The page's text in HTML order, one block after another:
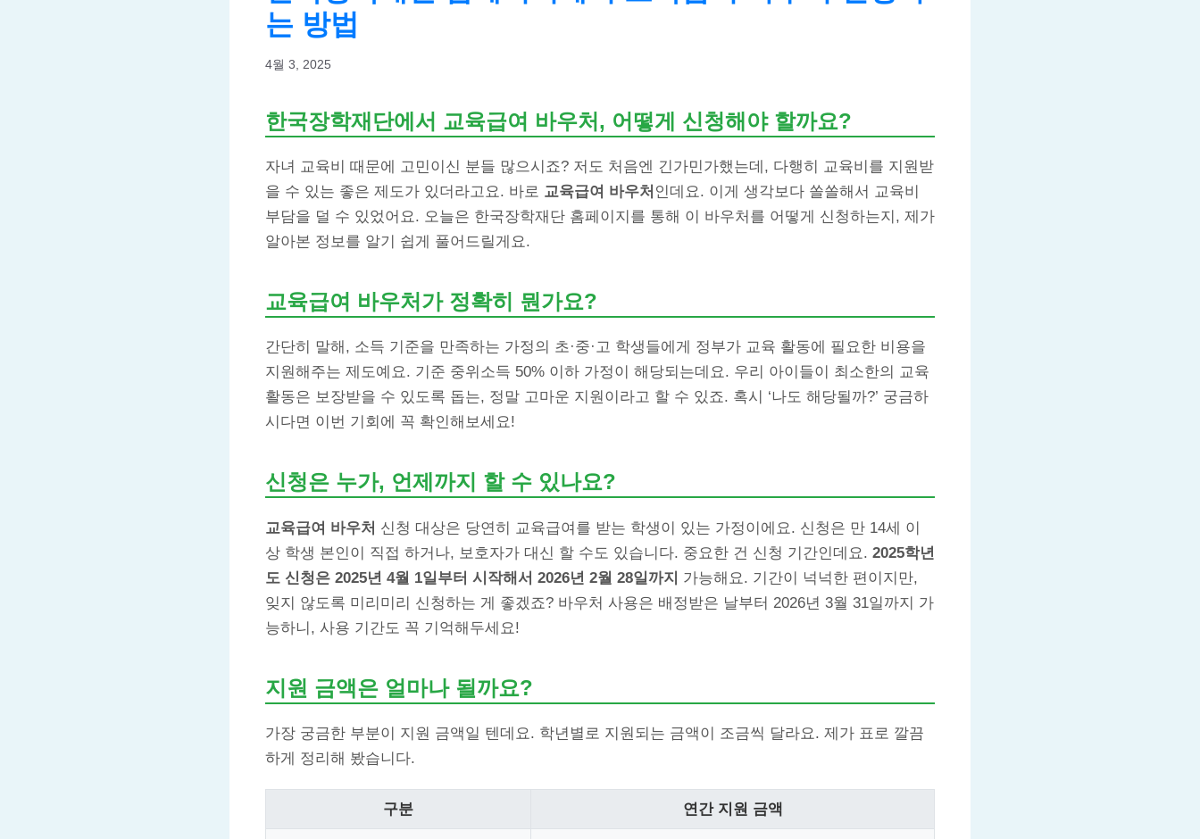
는 방법
4월 3, 2025
한국장학재단에서 교육급여 바우처, 어떻게 신청해야 할까요?
자녀 교육비 때문에 고민이신 분들 많으시죠? 저도 처음엔 긴가민가했는데, 다행히 교육비를 지원받
을 수 있는 좋은 제도가 있더라고요. 바로 교육급여 바우처 인데요. 이게 생각보다 쏠쏠해서 교육비
부담을 덜 수 있었어요. 오늘은 한국장학재단 홈페이지를 통해 이 바우처를 어떻게 신청하는지, 제가
알아본 정보를 알기 쉽게 풀어드릴게요.
교육급여 바우처가 정확히 뭔가요?
간단히 말해, 소득 기준을 만족하는 가정의 초·중·고 학생들에게 정부가 교육 활동에 필요한 비용을
지원해주는 제도예요. 기준 중위소득 50% 이하 가정이 해당되는데요. 우리 아이들이 최소한의 교육
활동은 보장받을 수 있도록 돕는, 정말 고마운 지원이라고 할 수 있죠. 혹시 ‘나도 해당될까?’ 궁금하
시다면 이번 기회에 꼭 확인해보세요!
신청은 누가, 언제까지 할 수 있나요?
교육급여 바우처 신청 대상은 당연히 교육급여를 받는 학생이 있는 가정이에요. 신청은 만 14세 이
상 학생 본인이 직접 하거나, 보호자가 대신 할 수도 있습니다. 중요한 건 신청 기간인데요. 2025학년
도 신청은 2025년 4월 1일부터 시작해서 2026년 2월 28일까지 가능해요. 기간이 넉넉한 편이지만,
잊지 않도록 미리미리 신청하는 게 좋겠죠? 바우처 사용은 배정받은 날부터 2026년 3월 31일까지 가
능하니, 사용 기간도 꼭 기억해두세요!
지원 금액은 얼마나 될까요?
가장 궁금한 부분이 지원 금액일 텐데요. 학년별로 지원되는 금액이 조금씩 달라요. 제가 표로 깔끔
하게 정리해 봤습니다.
구분 연간 지원 금액